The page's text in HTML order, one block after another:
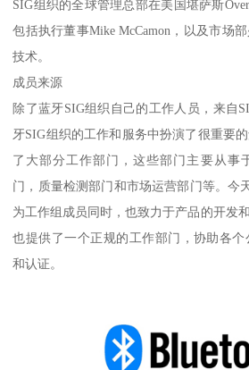
SIG组织的全球管理总部在美国堪萨斯
包括执行董事Mike McCamon，以及市场
技术。
成员来源
除了蓝牙SIG组织自己的工作人员，来自
牙SIG组织的工作和服务中扮演了很重要
了大部分工作部门，这些部门主要从事
门，质量检测部门和市场运营部门等。今
为工作组成员同时，也致力于产品的开发
也提供了一个正规的工作部门，协助各
和认证。